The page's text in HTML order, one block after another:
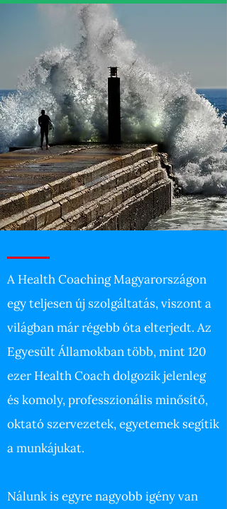
A Health Coaching Magyarországon
egy teljesen új szolgáltatás, viszont a
világban már régebb óta elterjedt. Az
Egyesült Államokban több, mint 120
ezer Health Coach dolgozik jelenleg
és komoly, professzionális minősítő,
oktató szervezetek, egyetemek segítik
a munkájukat.
Nálunk is egyre nagyobb igény van